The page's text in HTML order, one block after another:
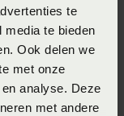
te
te bieden
Ook delen we
met onze
analyse. Deze
met andere